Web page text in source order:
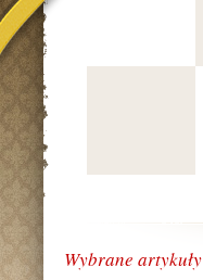
Wybrane artykuły